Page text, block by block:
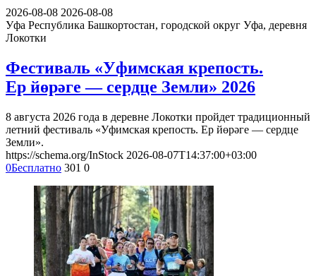
2026-08-08 2026-08-08
Уфа Республика Башкортостан, городской округ Уфа, деревня
Локотки
Фестиваль «Уфимская крепость.
Ер йөрәге — сердце Земли» 2026
8 августа 2026 года в деревне Локотки пройдет традиционный
летний фестиваль «Уфимская крепость. Ер йөрәге — сердце
Земли».
https://schema.org/InStock 2026-08-07T14:37:00+03:00
0Бесплатно 301 0